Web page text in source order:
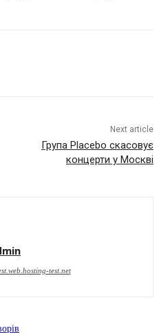
Next article
Група Placebo скасовує
концерти у Москві
test.net